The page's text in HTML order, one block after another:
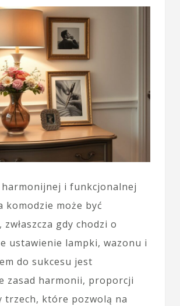
i funkcjonalnej
komodzie może być
zwłaszcza gdy chodzi o
ustawienie lampki, wazonu i
do sukcesu jest
zasad harmonii, proporcji
trzech, które pozwolą na